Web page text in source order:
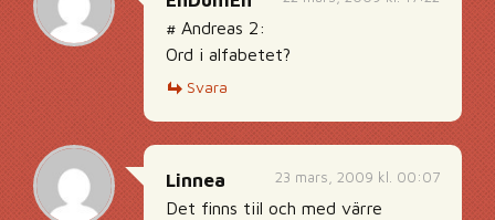
# Andreas 2:
Ord i alfabetet?
Svara
23 mars, 2009 kl. 00:07
Linnea
Det finns tiil och med värre